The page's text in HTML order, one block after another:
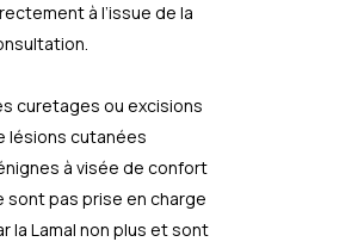
à l’issue de la
curetages ou excisions
lésions cutanées
à visée de confort
sont pas prise en charge
la Lamal non plus et sont